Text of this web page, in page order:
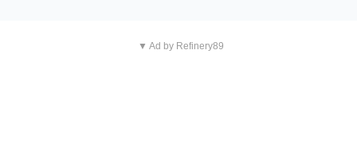
▼ Ad by Refinery89